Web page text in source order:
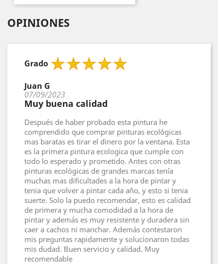
OPINIONES
Grado
Juan G
07/09/2023
Muy buena calidad
Después de haber probado esta pintura he
comprendido que comprar pinturas ecológicas
mas baratas es tirar el dinero por la ventana. Esta
es la primera pintura ecologica que cumple con
todo lo esperado y prometido. Antes con otras
pinturas ecológicas de grandes marcas tenía
muchas mas dificultades a la hora de pintar y
tenia que volver a pintar cada año, y esto si tenia
suerte. Solo la puedo recomendar, esto es calidad
de primera y mucha comodidad a la hora de
pintar y además es muy resistente y duradera sin
caer a cachos ni manchar. Además contestaron
mis preguntas rapidamente y solucionaron todas
mis dudad. Buen servicio y calidad. Muy
recomendable